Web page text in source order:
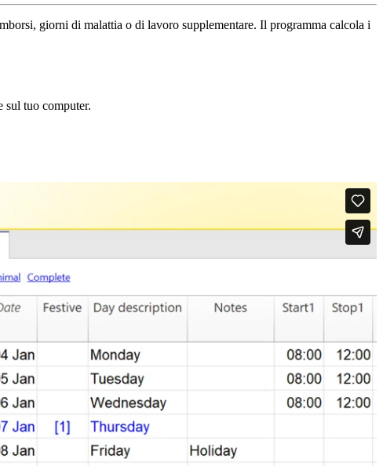
giorni di malattia o di lavoro supplementare. Il programma calcola i
sul tuo computer.